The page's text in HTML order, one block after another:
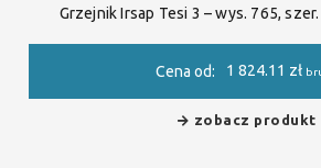
Grzejnik Irsap Tesi 3 – wys. 765,
Cena od: 1 824.11 zł
zobacz produkt